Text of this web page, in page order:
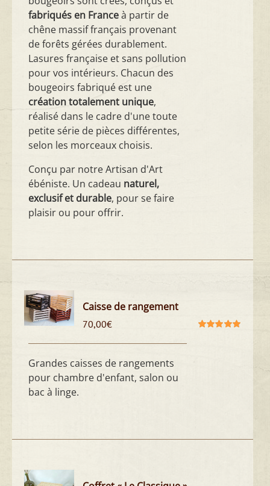
fabriqués en Franceà partir de
chêne massif français provenant
de forêts gérées durablement.
Lasures française et sans pollution
pour vos intérieurs. Chacun des
bougeoirs fabriqué est une
création totalement unique,
réalisé dans le cadre d'une toute
petite série de pièces différentes,
selon les morceaux choisis.
Conçu par notre Artisan d'Art
ébéniste. Un cadeau naturel,
exclusif et durable, pour se faire
plaisir ou pour offrir.
Caisse de rangement
70,00€
Grandes caisses de rangements
pour chambre d'enfant, salon ou
bac à linge.